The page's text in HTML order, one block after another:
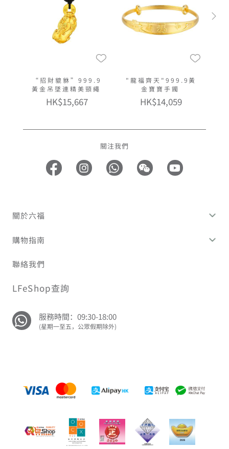
“招財貔貅”999.9
黃金吊墜連精美頸繩
HK$15,667
"龍福齊天"999.9黃
金寶寶手鐲
HK$14,059
關注我們
關於六福
購物指南
聯絡我們
LFeShop查詢
服務時間：09:30-18:00
(星期一至五，公眾假期除外)